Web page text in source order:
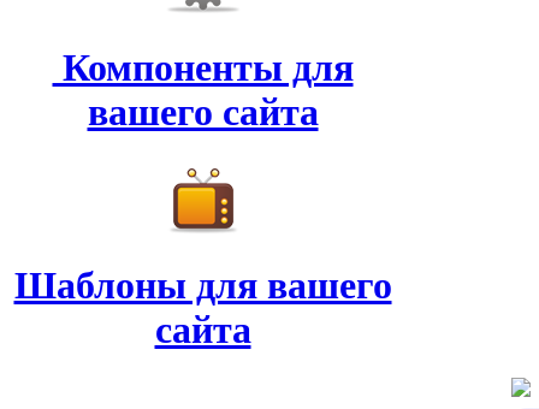
Компоненты для
вашего сайта
Шаблоны для вашего
сайта